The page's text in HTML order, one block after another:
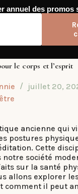
le corps et l’esprit
juillet 20,
ancienne qui
postures
Cette
société
sur la santé
allons explorer
comment il peut
annuel des promos